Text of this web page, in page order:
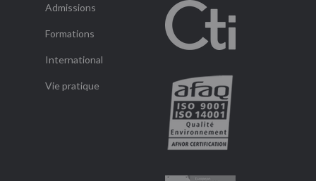
Admissions
Formations
International
Vie pratique